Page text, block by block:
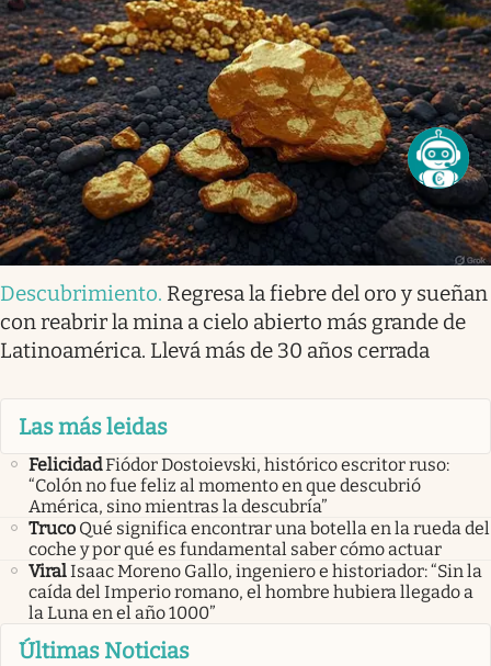
Descubrimiento. Regresa la fiebre del oro y sueñan
con reabrir la mina a cielo abierto más grande de
Latinoamérica. Llevá más de 30 años cerrada
Las más leidas
FelicidadFiódor Dostoievski, histórico escritor ruso:
“Colón no fue feliz al momento en que descubrió
América, sino mientras la descubría”
Truco Qué significa encontrar una botella en la rueda del
coche y por qué es fundamental saber cómo actuar
ViralIsaac Moreno Gallo, ingeniero e historiador: “Sin la
caída del Imperio romano, el hombre hubiera llegado a
la Luna en el año 1000”
Últimas Noticias